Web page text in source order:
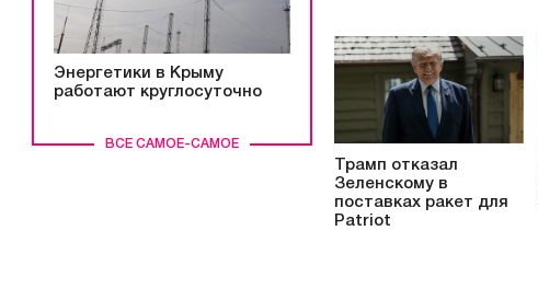
ВСЕ САМОЕ-САМОЕ
Энергетики в Крыму
работают круглосуточно
Трамп отказал
Зеленскому в
поставках ракет для
Patriot